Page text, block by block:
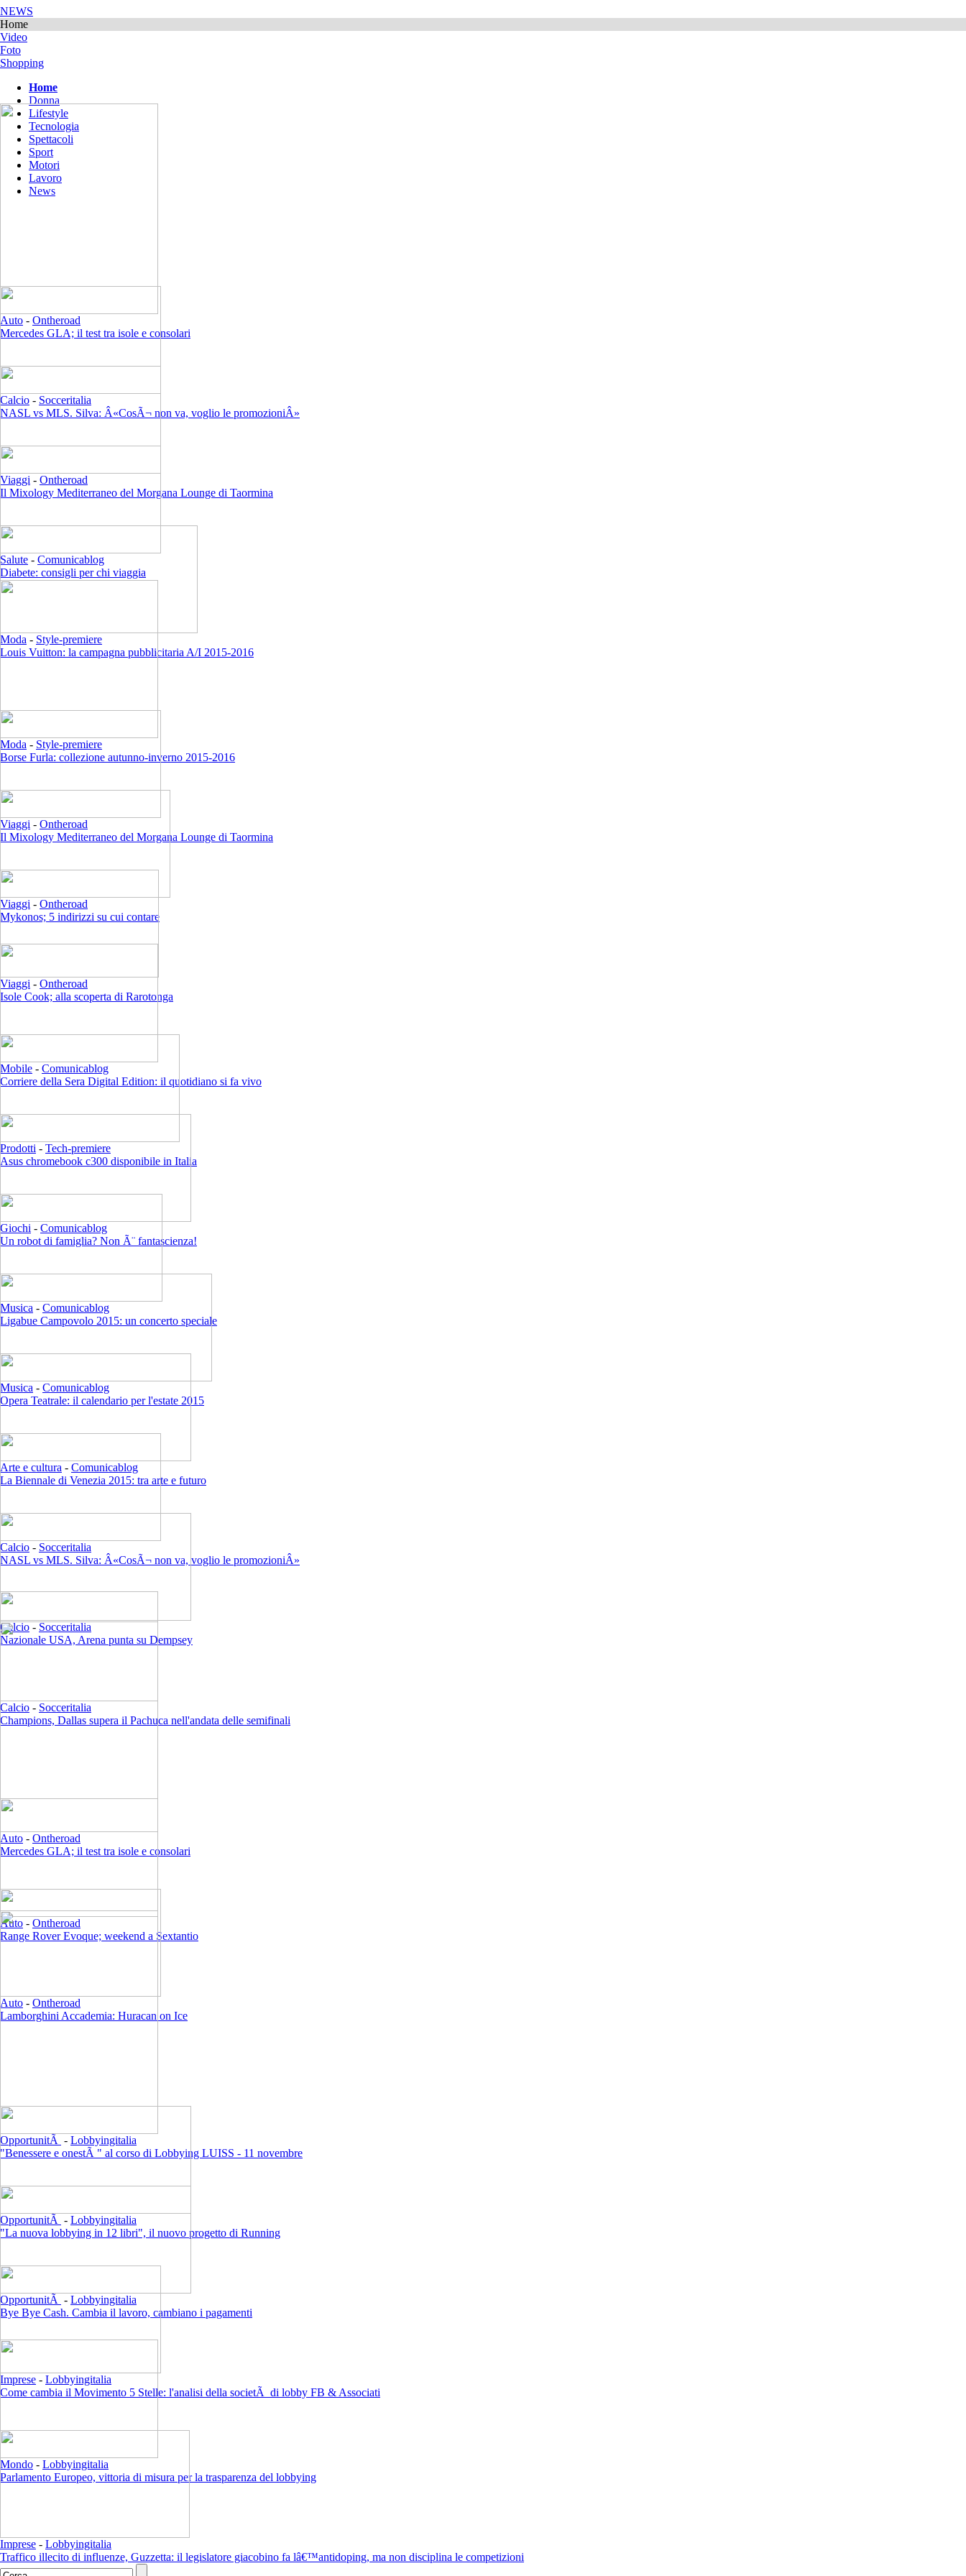
NEWS
Home
Video
Foto
Shopping
Home
Donna
Lifestyle
Tecnologia
Spettacoli
Sport
Motori
Lavoro
News
Auto - Ontheroad
Mercedes GLA; il test tra isole e consolari
Calcio - Socceritalia
NASL vs MLS. Silva: Â«CosÃ¬ non va, voglio le promozioniÂ»
Viaggi - Ontheroad
Il Mixology Mediterraneo del Morgana Lounge di Taormina
Salute - Comunicablog
Diabete: consigli per chi viaggia
Moda - Style-premiere
Louis Vuitton: la campagna pubblicitaria A/I 2015-2016
Moda - Style-premiere
Borse Furla: collezione autunno-inverno 2015-2016
Viaggi - Ontheroad
Il Mixology Mediterraneo del Morgana Lounge di Taormina
Viaggi - Ontheroad
Mykonos; 5 indirizzi su cui contare
Viaggi - Ontheroad
Isole Cook; alla scoperta di Rarotonga
Mobile - Comunicablog
Corriere della Sera Digital Edition: il quotidiano si fa vivo
Prodotti - Tech-premiere
Asus chromebook c300 disponibile in Italia
Giochi - Comunicablog
Un robot di famiglia? Non Ã¨ fantascienza!
Musica - Comunicablog
Ligabue Campovolo 2015: un concerto speciale
Musica - Comunicablog
Opera Teatrale: il calendario per l'estate 2015
Arte e cultura - Comunicablog
La Biennale di Venezia 2015: tra arte e futuro
Calcio - Socceritalia
NASL vs MLS. Silva: Â«CosÃ¬ non va, voglio le promozioniÂ»
Calcio - Socceritalia
Nazionale USA, Arena punta su Dempsey
Calcio - Socceritalia
Champions, Dallas supera il Pachuca nell'andata delle semifinali
Auto - Ontheroad
Mercedes GLA; il test tra isole e consolari
Auto - Ontheroad
Range Rover Evoque; weekend a Sextantio
Auto - Ontheroad
Lamborghini Accademia: Huracan on Ice
OpportunitÃ - Lobbyingitalia
"Benessere e onestÃ " al corso di Lobbying LUISS - 11 novembre
OpportunitÃ - Lobbyingitalia
"La nuova lobbying in 12 libri", il nuovo progetto di Running
OpportunitÃ - Lobbyingitalia
Bye Bye Cash. Cambia il lavoro, cambiano i pagamenti
Imprese - Lobbyingitalia
Come cambia il Movimento 5 Stelle: l'analisi della societÃ di lobby FB & Associati
Mondo - Lobbyingitalia
Parlamento Europeo, vittoria di misura per la trasparenza del lobbying
Imprese - Lobbyingitalia
Traffico illecito di influenze, Guzzetta: il legislatore giacobino fa lâ€™antidoping, ma non disciplina le competizioni